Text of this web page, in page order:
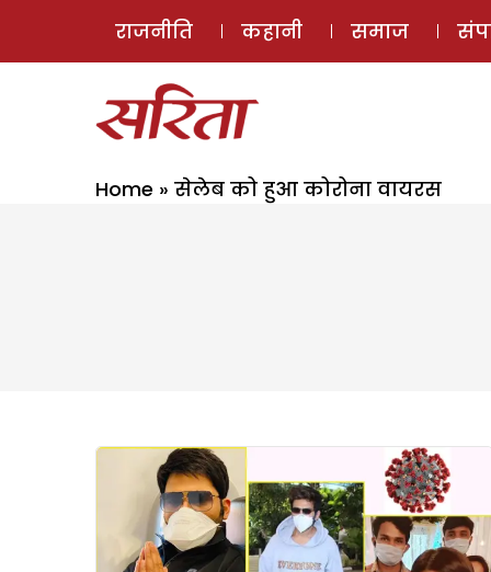
राजनीति कहानी समाज
Home » सेलेब को हुआ कोरोना वायरस